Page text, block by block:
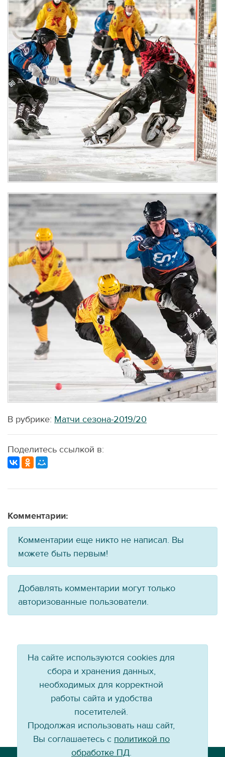
В рубрике: Матчи сезона-2019/20
Поделитесь ссылкой в:
Комментарии:
Комментарии еще никто не написал. Вы
можете быть первым!
Добавлять комментарии могут только
авторизованные пользователи.
На сайте используются cookies для
сбора и хранения данных,
необходимых для корректной
работы сайта и удобства
посетителей.
Продолжая использовать наш сайт,
Вы соглашаетесь с политикой по
обработке ПД.